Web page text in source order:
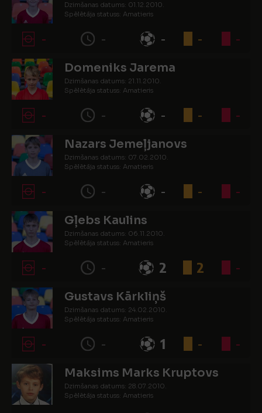
Dzimšanas datums: 01.12.2010.
Spēlētāja statuss: Amatieris
- - - - -
Domeniks Jarema
Dzimšanas datums: 21.11.2010.
Spēlētāja statuss: Amatieris
- - - - -
Nazars Jemeļjanovs
Dzimšanas datums: 07.02.2010.
Spēlētāja statuss: Amatieris
- - - - -
Gļebs Kaulins
Dzimšanas datums: 06.11.2010.
Spēlētāja statuss: Amatieris
- - 2 2 -
Gustavs Kārkliņš
Dzimšanas datums: 24.02.2010.
Spēlētāja statuss: Amatieris
- - 1 - -
Maksims Marks Kruptovs
Dzimšanas datums: 28.07.2010.
Spēlētāja statuss: Amatieris